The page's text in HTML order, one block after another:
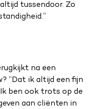
tussendoor. Zo
na een
“Dat ik altijd een fijn
ben ook trots op de
aan cliënten in